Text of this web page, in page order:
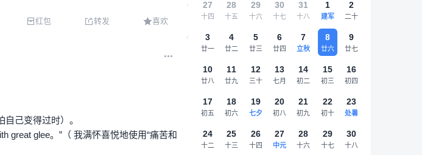
红包 转发 喜欢
己变得过时）。
great glee。”（ 我满怀喜悦地使用“痛苦和
27
十四
28
十五
29
十六
30
十七
31
十八
1
建军
2
二十
3
廿一
4
廿二
5
廿三
6
廿四
7
立秋
8
廿六
9
廿七
10
廿八
11
廿九
12
三十
13
七月
14
初二
15
初三
16
初四
17
初五
18
初六
19
七夕
20
初八
21
初九
22
初十
23
处暑
24
十二
25
十三
26
十四
27
中元
28
十六
29
十七
30
十八